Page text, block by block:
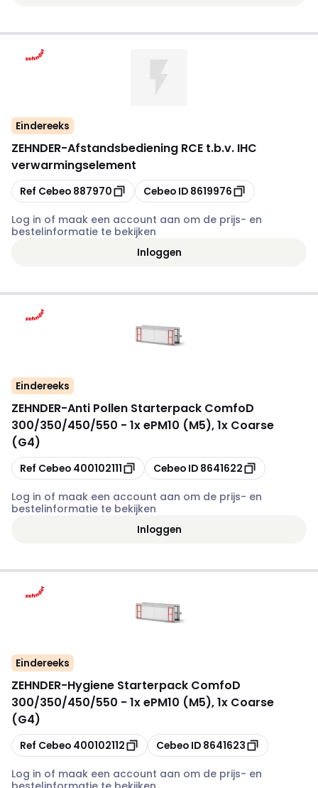
Eindereeks
ZEHNDER-Afstandsbediening RCE t.b.v. IHC
verwarmingselement
Kopiëren
Ref Cebeo 887970 Kopiëren
Cebeo ID 8619976
Log in of maak een account aan om de prijs- en
bestelinformatie te bekijken
Inloggen
Eindereeks
ZEHNDER-Anti Pollen Starterpack ComfoD
300/350/450/550 - 1x ePM10 (M5), 1x Coarse
(G4)
Kopiëren
Ref Cebeo 400102111 Kopiëren
Cebeo ID 8641622
Log in of maak een account aan om de prijs- en
bestelinformatie te bekijken
Inloggen
Eindereeks
ZEHNDER-Hygiene Starterpack ComfoD
300/350/450/550 - 1x ePM10 (M5), 1x Coarse
(G4)
Kopiëren
Ref Cebeo 400102112 Kopiëren
Cebeo ID 8641623
Log in of maak een account aan om de prijs- en